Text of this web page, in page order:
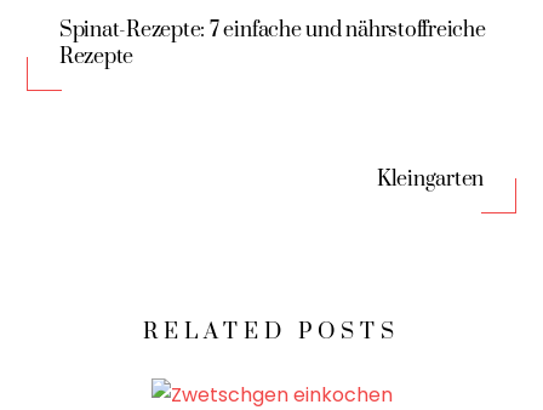
Spinat-Rezepte: 7 einfache und nährstoffreiche
Rezepte
Kleingarten
RELATED POSTS